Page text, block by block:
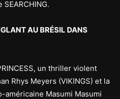
AU BRÉSIL DANS
un thriller violent
Rhys Meyers (VIKINGS) et la
Masumi Masumi